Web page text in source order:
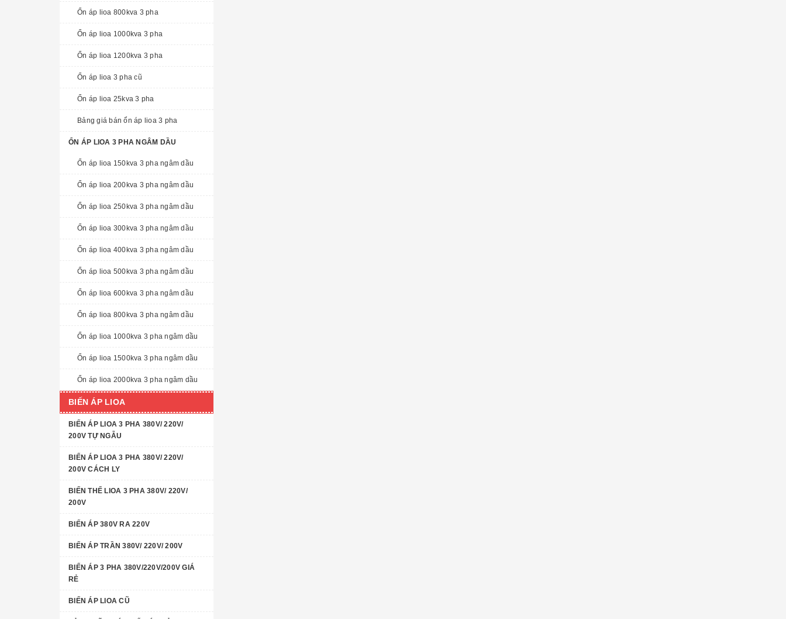
Ổn áp lioa 800kva 3 pha
Ổn áp lioa 1000kva 3 pha
Ổn áp lioa 1200kva 3 pha
Ổn áp lioa 3 pha cũ
Ổn áp lioa 25kva 3 pha
Bảng giá bán ổn áp lioa 3 pha
ỔN ÁP LIOA 3 PHA NGÂM DẦU
Ổn áp lioa 150kva 3 pha ngâm dầu
Ổn áp lioa 200kva 3 pha ngâm dầu
Ổn áp lioa 250kva 3 pha ngâm dầu
Ổn áp lioa 300kva 3 pha ngâm dầu
Ổn áp lioa 400kva 3 pha ngâm dầu
Ổn áp lioa 500kva 3 pha ngâm dầu
Ổn áp lioa 600kva 3 pha ngâm dầu
Ổn áp lioa 800kva 3 pha ngâm dầu
Ổn áp lioa 1000kva 3 pha ngâm dầu
Ổn áp lioa 1500kva 3 pha ngâm dầu
Ổn áp lioa 2000kva 3 pha ngâm dầu
BIẾN ÁP LIOA
BIẾN ÁP LIOA 3 PHA 380V/ 220V/
200V TỰ NGẪU
BIẾN ÁP LIOA 3 PHA 380V/ 220V/
200V CÁCH LY
BIẾN THẾ LIOA 3 PHA 380V/ 220V/
200V
BIẾN ÁP 380V RA 220V
BIẾN ÁP TRẦN 380V/ 220V/ 200V
BIẾN ÁP 3 PHA 380V/220V/200V GIÁ
RẺ
BIẾN ÁP LIOA CŨ